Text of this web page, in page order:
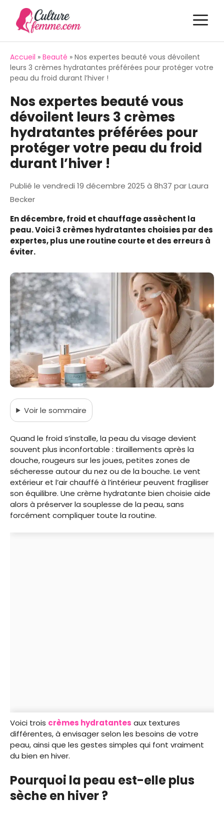
contenu
Accueil » Beauté » Nos expertes beauté vous dévoilent
leurs 3 crèmes hydratantes préférées pour protéger votre
peau du froid durant l’hiver !
Nos expertes beauté vous
dévoilent leurs 3 crèmes
hydratantes préférées pour
protéger votre peau du froid
durant l’hiver !
Publié le vendredi 19 décembre 2025 à 8h37 parLaura
Becker
En décembre, froid et chauffage assèchent la
peau. Voici 3 crèmes hydratantes choisies par des
expertes, plus une routine courte et des erreurs à
éviter.
Voirle sommaire
Quand le froid s’installe, la peau du visage devient
souvent plus inconfortable : tiraillements après la
douche, rougeurs sur les joues, petites zones de
sécheresse autour du nez ou de la bouche. Le vent
extérieur et l’air chauffé à l’intérieur peuvent fragiliser
son équilibre. Une crème hydratante bien choisie aide
alors à préserver la souplesse de la peau, sans
forcément compliquer toute la routine.
Voici trois crèmes hydratantes aux textures
différentes, à envisager selon les besoins de votre
peau, ainsi que les gestes simples qui font vraiment
du bien en hiver.
Pourquoi la peau est-elle plus
sèche en hiver ?